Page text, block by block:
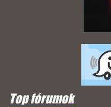
Top fórumok